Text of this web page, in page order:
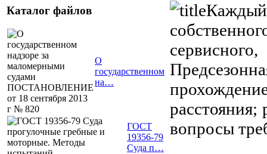
Каталог файлов
О
государственном
на…
ГОСТ
19356-79
Суда п…
Каждый
вопросы